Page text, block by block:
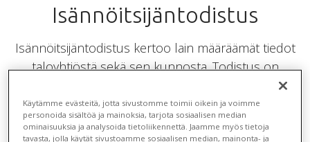
Isännöitsijäntodistus
Isännöitsijäntodistus kertoo lain määräämät tiedot
taloyhtiöstä sekä sen kunnosta. Todistus on
keskeinen asiakirja asuntokaupassa. Tampuurissa
isännöitsijäntodistus hakee tietoa Tampuurin
muista moduuleista ja kätevästi kaikki tiedot löytyvät
Käytämme evästeitä, jotta sivustomme toimii oikein ja voimme
personoida sisältöä ja mainoksia, tarjota sosiaalisen median
ominaisuuksia ja analysoida tietoliikennettä. Jaamme myös tietoja
tavasta, jolla käytät sivustoamme sosiaalisen median, mainonta- ja